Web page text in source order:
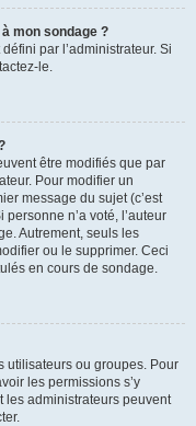
mon sondage ?
par l’administrateur. Si
le.
être modifiés que par
Pour modifier un
message du sujet (c’est
n’a voté, l’auteur
Autrement, seuls les
ou le supprimer. Ceci
en cours de sondage.
utilisateurs ou groupes. Pour
les permissions s’y
les administrateurs peuvent